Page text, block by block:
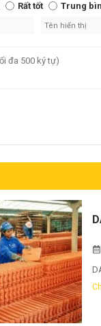
Rất tốt Trung